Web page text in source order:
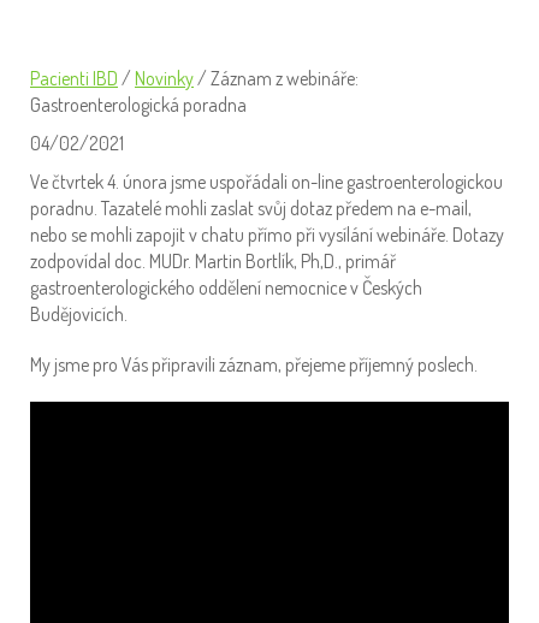
Pacienti IBD / Novinky/ Záznam z webináře:
Gastroenterologická poradna
04/02/2021
Ve čtvrtek 4. února jsme uspořádali on-line gastroenterologickou
poradnu. Tazatelé mohli zaslat svůj dotaz předem na e-mail,
nebo se mohli zapojit v chatu přímo při vysílání webináře. Dotazy
zodpovídal doc. MUDr. Martin Bortlík, Ph,D., primář
gastroenterologického oddělení nemocnice v Českých
Budějovicích.
My jsme pro Vás připravili záznam, přejeme příjemný poslech.